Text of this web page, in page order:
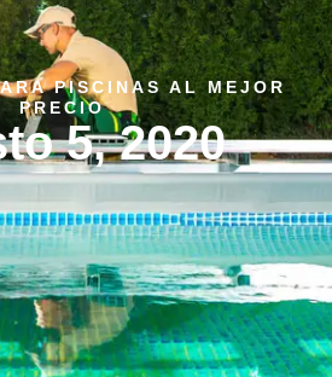
PISCINAS AL MEJOR
PRECIO
5, 2020